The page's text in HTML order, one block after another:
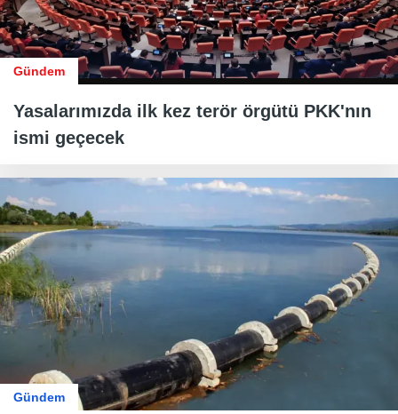
Gündem
Yasalarımızda ilk kez terör örgütü PKK'nın
ismi geçecek
Gündem